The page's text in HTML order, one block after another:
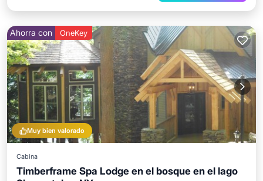
Muy bien valorado
Ahorra con OneKey
Cabina
Timberframe Spa Lodge en el bosque en el lago